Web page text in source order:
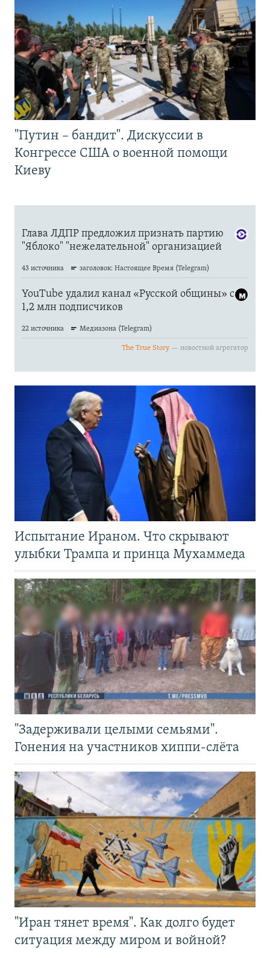
"Путин – бандит". Дискуссии в
Конгрессе США о военной помощи
Киеву
Испытание Ираном. Что скрывают
улыбки Трампа и принца Мухаммеда
"Задерживали целыми семьями".
Гонения на участников хиппи-слёта
"Иран тянет время". Как долго будет
ситуация между миром и войной?